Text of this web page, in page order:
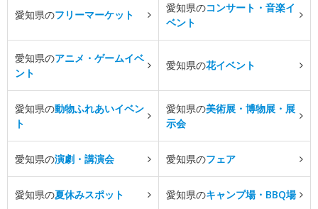
愛知県のフリーマーケット
愛知県のコンサート・音楽イ
ベント
愛知県のアニメ・ゲームイベ
ント
愛知県の花イベント
愛知県の動物ふれあいイベン
ト
愛知県の美術展・博物展・展
示会
愛知県の演劇・講演会 愛知県のフェア
愛知県の夏休みスポット 愛知県のキャンプ場・BBQ場